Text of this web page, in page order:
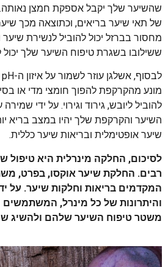
שהשיער שלך יקבל אספקת חמצן
של תאי שיער בריאים, וכתוצאה מכך
מחסור בברזל יכול להוביל לנשירת
ששילובו בשגרת טיפוח השיער שלך
מונע מהקרקפת להפוך חומצי מדי או
השיער והקרקפת שלך יהיו במצב
שיער אופטימלית ובריאות שיער כללית.
לסיכום, החלקה מינרלית היא טיפול
רבים. החלקת שיער אוקסו, בפרט,
המקדמים בריאות וחלקות שיער. על
והיתרונות של כל מינרל,
משטר טיפוח השיער שלהם ולהשיג